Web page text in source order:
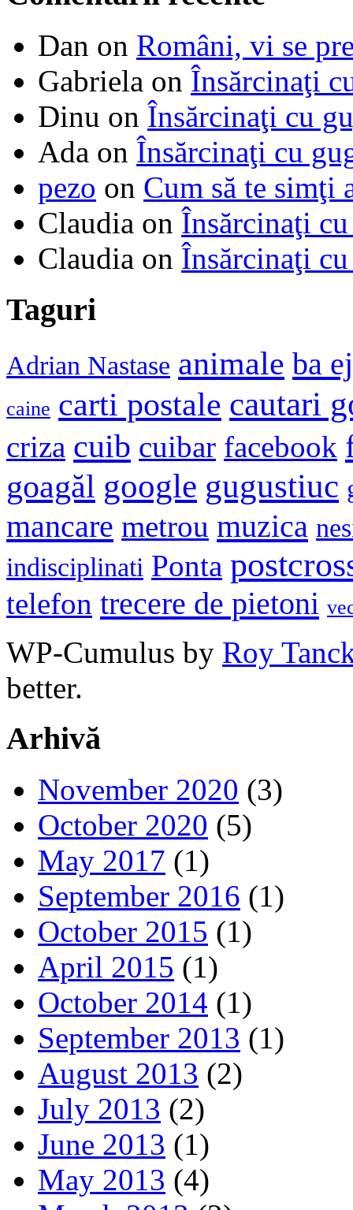
Dan on Români, vi se
Gabriela on Însărcinaţi
Dinu on Însărcinaţi cu
Ada on Însărcinaţi cu
pezo on Cum să te simţi
Claudia on Însărcinaţi
Claudia on Însărcinaţi
Taguri
Adrian Nastase animale ba
caine carti postale cautari
criza cuib cuibar facebook
goagăl google gugustiuc
mancare metrou muzica
indisciplinati Ponta
telefon trecere de pietoni
WP-Cumulus by Roy
better.
Arhivă
November 2020 (3)
October 2020 (5)
May 2017 (1)
September 2016 (1)
October 2015 (1)
April 2015 (1)
October 2014 (1)
September 2013 (1)
August 2013 (2)
July 2013 (2)
June 2013 (1)
May 2013 (4)